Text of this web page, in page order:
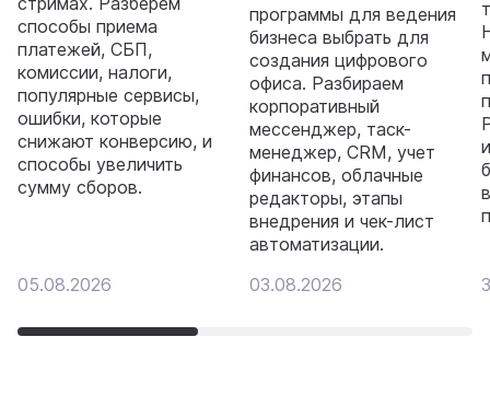
способы приема
платежей, СБП,
комиссии, налоги,
популярные сервисы,
ошибки, которые
снижают конверсию, и
способы увеличить
сумму сборов.
05.08.2026
программы для ведения
бизнеса выбрать для
создания цифрового
офиса. Разбираем
корпоративный
мессенджер, таск-
менеджер, CRM, учет
финансов, облачные
редакторы, этапы
внедрения и чек-лист
автоматизации.
03.08.2026